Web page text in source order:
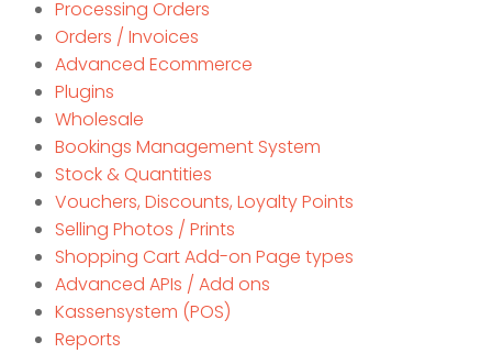
Processing Orders
Orders / Invoices
Advanced Ecommerce
Plugins
Wholesale
Bookings Management System
Stock & Quantities
Vouchers, Discounts, Loyalty Points
Selling Photos / Prints
Shopping Cart Add-on Page types
Advanced APIs / Add ons
Kassensystem (POS)
Reports